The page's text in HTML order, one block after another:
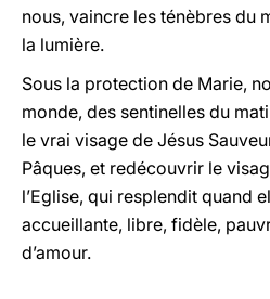
nous, vaincre les ténèbres du
la lumière.
Sous la protection de Marie,
monde, des sentinelles du
le vrai visage de Jésus
Pâques, et redécouvrir le
l’Eglise, qui resplendit quand
accueillante, libre, fidèle,
d’amour.